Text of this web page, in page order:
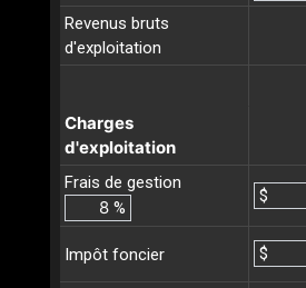
Revenus bruts
d'exploitation
Charges
d'exploitation
Frais de gestion
%
$
Impôt foncier $